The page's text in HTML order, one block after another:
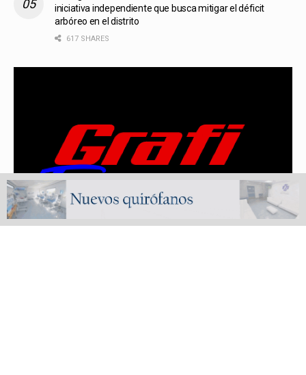
iniciativa independiente que busca mitigar el déficit
arbóreo en el distrito
617 SHARES